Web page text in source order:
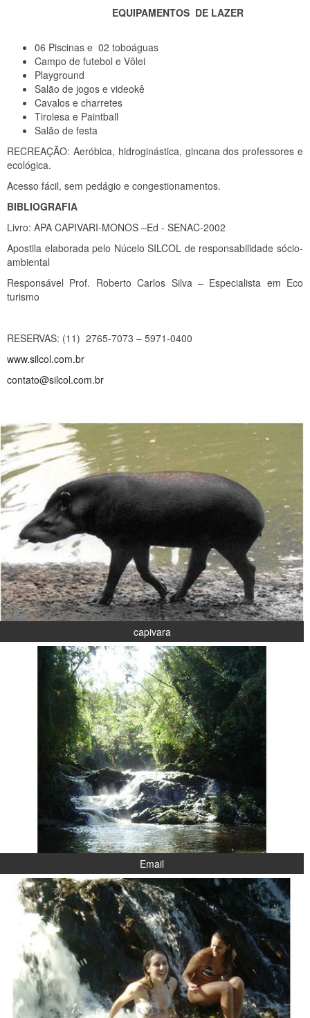
EQUIPAMENTOS DE LAZER
06 Piscinas e 02 toboáguas
Campo de futebol e Vôlei
Playground
Salão de jogos e videokê
Cavalos e charretes
Tirolesa e Paintball
Salão de festa
RECREAÇÃO: Aeróbica, hidroginástica, gincana dos professores e
ecológica.
Acesso fácil, sem pedágio e congestionamentos.
BIBLIOGRAFIA
Livro: APA CAPIVARI-MONOS –Ed - SENAC-2002
Apostila elaborada pelo Núcelo SILCOL de responsabilidade sócio-
ambiental
Responsável Prof. Roberto Carlos Silva – Especialista em Eco
turismo
RESERVAS: (11) 2765-7073 – 5971-0400
www.silcol.com.br
contato@silcol.com.br
capivara
Email